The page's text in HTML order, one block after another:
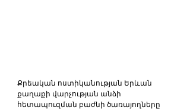
Քրեական ոստիկանության Երևան
քաղաքի վարչության անձի
հետապուզման բաժնի ծառայողները